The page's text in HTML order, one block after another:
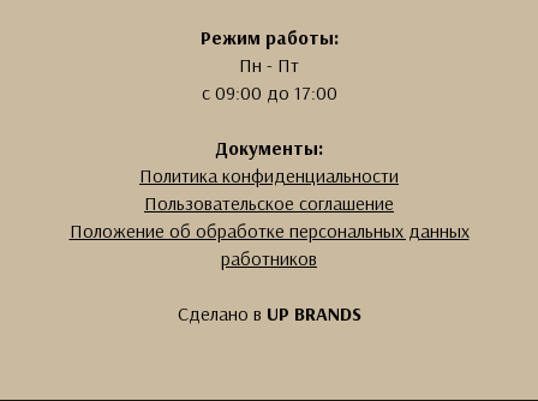
Режим работы:
Пн - Пт
с 09:00 до 17:00
Документы:
Политика конфиденциальности
Пользовательское соглашение
Положение об обработке персональных данных
работников
Сделано в UP BRANDS